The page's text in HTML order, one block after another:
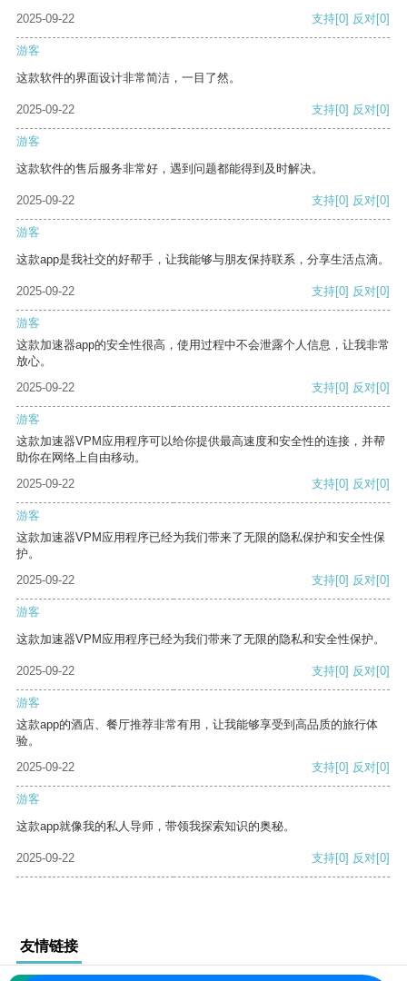
2025-09-22 支持[0] 反对[0]
游客
这款软件的界面设计非常简洁，一目了然。
2025-09-22 支持[0] 反对[0]
游客
这款软件的售后服务非常好，遇到问题都能得到及时解决。
2025-09-22 支持[0] 反对[0]
游客
这款app是我社交的好帮手，让我能够与朋友保持联系，分享生活点滴。
2025-09-22 支持[0] 反对[0]
游客
这款加速器app的安全性很高，使用过程中不会泄露个人信息，让我非常
放心。
2025-09-22
支持[0] 反对[0]
游客
这款加速器VPM应用程序可以给你提供最高速度和安全性的连接，并帮
助你在网络上自由移动。
2025-09-22
支持[0] 反对[0]
游客
这款加速器VPM应用程序已经为我们带来了无限的隐私保护和安全性保
护。
2025-09-22
支持[0] 反对[0]
游客
这款加速器VPM应用程序已经为我们带来了无限的隐私和安全性保护。
2025-09-22 支持[0] 反对[0]
游客
这款app的酒店、餐厅推荐非常有用，让我能够享受到高品质的旅行体
验。
2025-09-22
支持[0] 反对[0]
游客
这款app就像我的私人导师，带领我探索知识的奥秘。
2025-09-22 支持[0] 反对[0]
友情链接